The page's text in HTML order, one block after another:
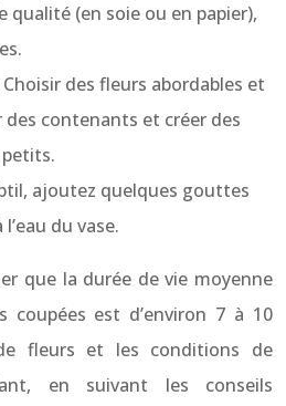
qualité (en soie ou en papier),
des fleurs abordables et
des contenants et créer des
ajoutez quelques gouttes
du vase.
que la durée de vie moyenne
coupées est d’environ 7 à 10
fleurs et les conditions de
en suivant les conseils